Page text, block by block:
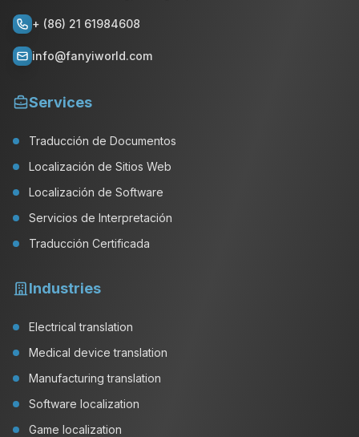
+ (86) 21 61984608
info@fanyiworld.com
Services
Traducción de Documentos
Localización de Sitios Web
Localización de Software
Servicios de Interpretación
Traducción Certificada
Industries
Electrical translation
Medical device translation
Manufacturing translation
Software localization
Game localization